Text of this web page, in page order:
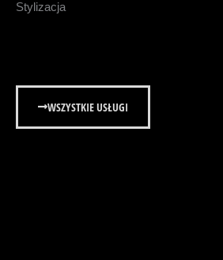
Stylizacja
WSZYSTKIE USŁUGI